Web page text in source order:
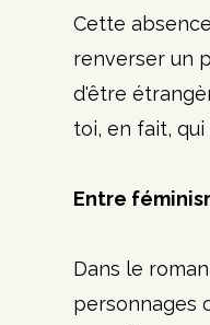
Cette
renverser un
d'être
toi, en fait,
Entre
Dans le
personnages